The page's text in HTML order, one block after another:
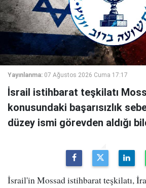
Yayınlanma: 07 Ağustos 2026 Cuma 17:17
İsrail istihbarat teşkilatı
konusundaki başarısızlık
düzey ismi görevden aldığı
İsrail'in Mossad istihbarat teşkilatı,